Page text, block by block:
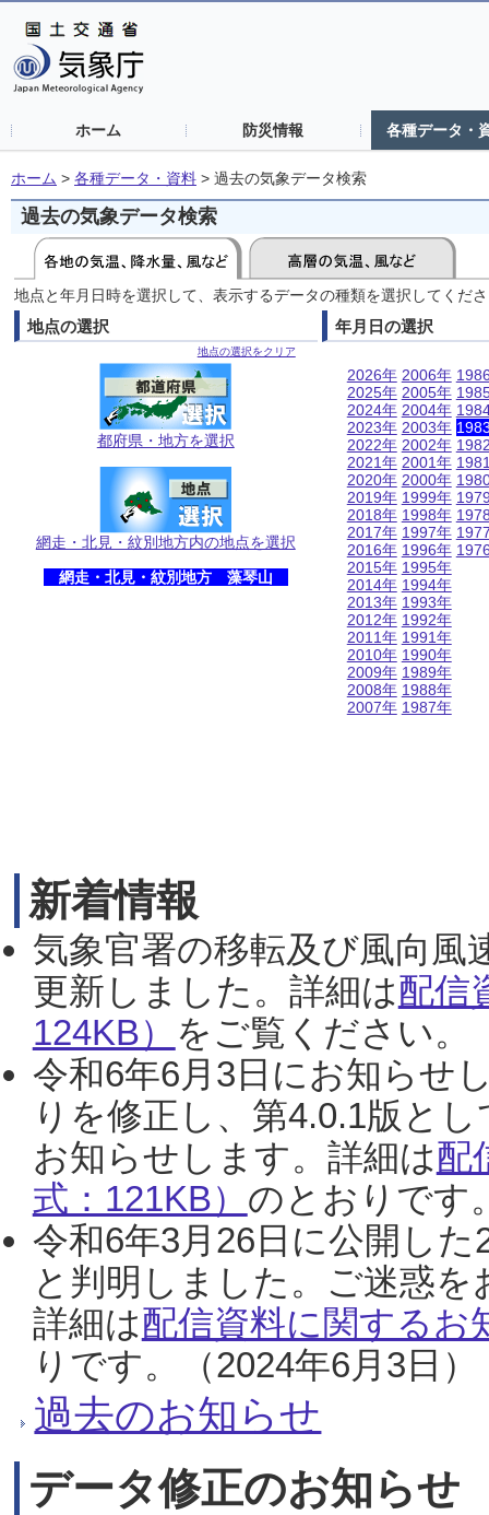
ホーム 防災情報 各種データ・
ホーム > 各種データ・資料 > 過去の気象データ検索
過去の気象データ検索
地点と年月日時を選択して、表示するデータの種類を選択してくだ
地点の選択
地点の選択をクリア
都府県・地方を選択
網走・北見・紋別地方内の地点を選択
網走・北見・紋別地方 藻琴山
年月日の選択
2026年
2025年
2024年
2023年
2022年
2021年
2020年
2019年
2018年
2017年
2016年
2015年
2014年
2013年
2012年
2011年
2010年
2009年
2008年
2007年
2006年
2005年
2004年
2003年
2002年
2001年
2000年
1999年
1998年
1997年
1996年
1995年
1994年
1993年
1992年
1991年
1990年
1989年
1988年
1987年
新着情報
気象官署の移転及び風向風
更新しました。詳細は配信
124KB） をご覧ください。
令和6年6月3日にお知らせ
りを修正し、第4.0.1版と
お知らせします。詳細は配
式：121KB） のとおりです
令和6年3月26日に公開し
と判明しました。ご迷惑
詳細は配信資料に関するお
りです。（2024年6月3日）
過去のお知らせ
データ修正のお知らせ